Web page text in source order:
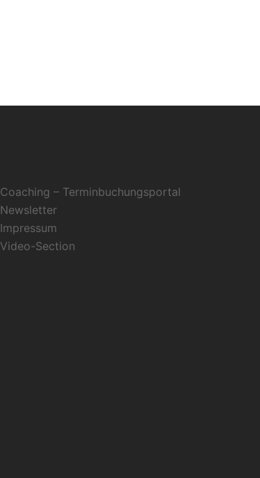
Coaching – Terminbuchungsportal
Newsletter
Impressum
Video-Section